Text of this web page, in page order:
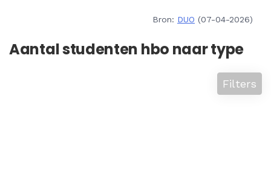
Bron: DUO (07-04-2026)
Aantal studenten hbo naar type
Filters